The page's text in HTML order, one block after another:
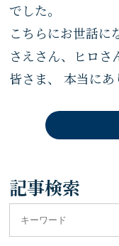
でした。
こちらにお世話に
さえさん、ヒロさ
皆さま、 本当にあ
記事検索